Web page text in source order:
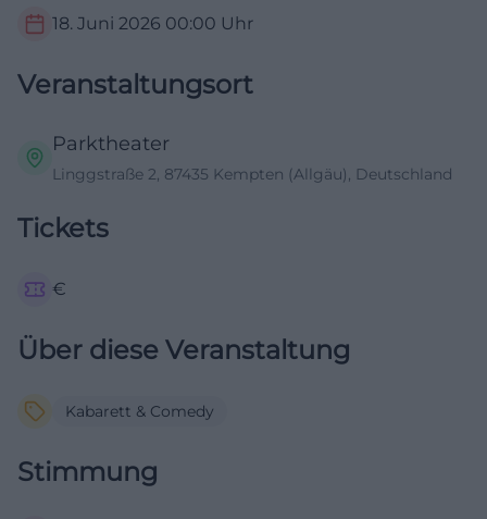
18. Juni 2026 00:00 Uhr
Veranstaltungsort
Parktheater
Linggstraße 2, 87435 Kempten (Allgäu), Deutschland
Tickets
€
Über diese Veranstaltung
Kabarett & Comedy
Stimmung